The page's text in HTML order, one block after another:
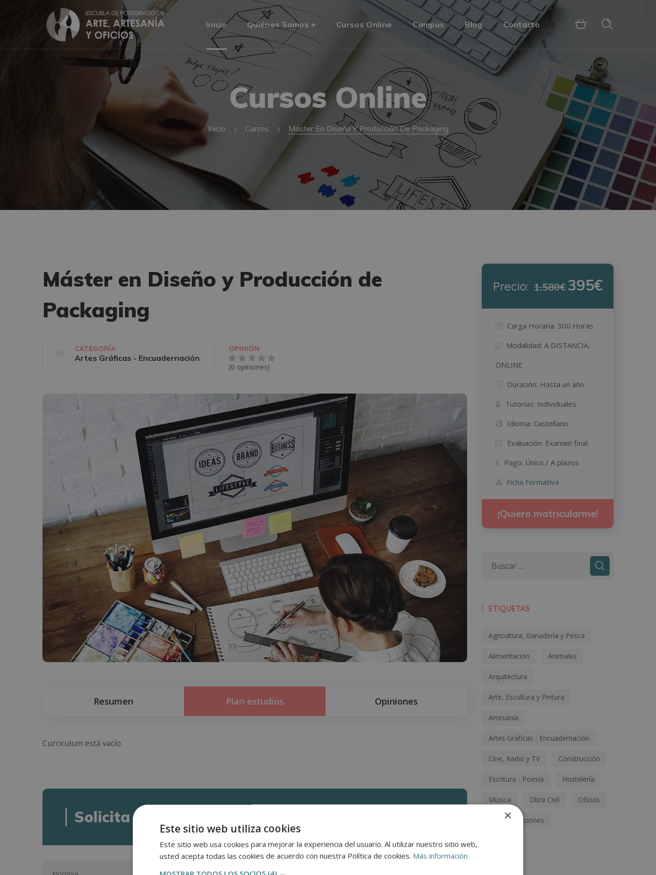
Inicio Quiénes Somos Cursos Online Campus Blog Contacto
Cursos Online
Inicio Cursos Máster En Diseño Y Producción De Packaging
Máster en Diseño y Producción de
Packaging
CATEGORÍA
Artes Gráficas - Encuadernación
OPINIÓN
(0 opiniones)
Resumen Plan estudios Opiniones
Curriculum está vacío
Solicita información
Precio: 1.580€ 395€
Carga Horaria: 300 Horas
Modalidad: A DISTANCIA,
ONLINE
Duración: Hasta un año
Tutorías: Individuales
Idioma: Castellano
Evaluación: Examen final
Pago: Único / A plazos
Ficha Formativa
¡Quiero matricularme!
ETIQUETAS
Agricultura, Ganadería y Pesca
Alimentación Animales
Arquitectura
Arte, Escultura y Pintura
Artesanía
Artes Gráficas - Encuadernación
Cine, Radio y TV Construcción
Escritura - Poesía Hostelería
Música Obra Civil Oficios
Otras titulaciones
×
Este sitio web utiliza cookies
Este sitio web usa cookies para mejorar la experiencia del usuario. Al utilizar nuestro sitio web,
usted acepta todas las cookies de acuerdo con nuestra Política de cookies. Más información
MOSTRAR TODOS LOS SOCIOS (4) →